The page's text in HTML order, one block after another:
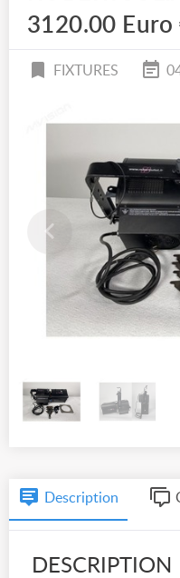
3120.00 Euro
FIXTURES
Description
DESCRIPTION